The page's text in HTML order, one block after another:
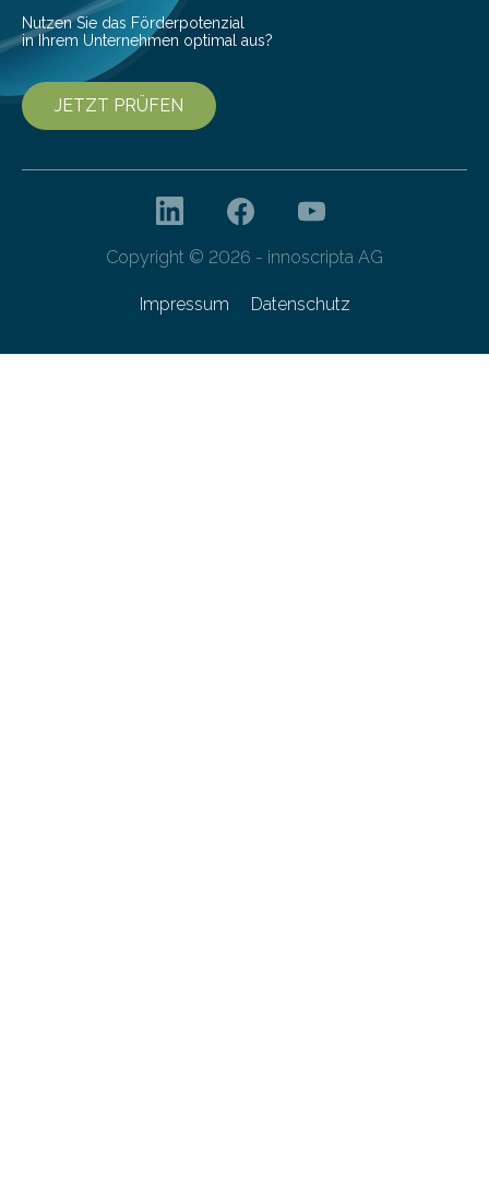
von 20…
Nutzen Sie das Förderpotenzial
in Ihrem Unternehmen optimal aus?
JETZT PRÜFEN
Copyright © 2026 - innoscripta AG
Impressum Datenschutz